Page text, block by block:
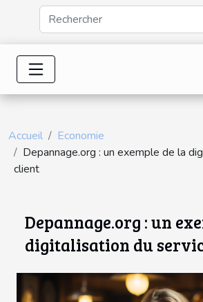
Accueil
Economie
Depannage.org : un exemple de la
client
Depannage.org : un
digitalisation du